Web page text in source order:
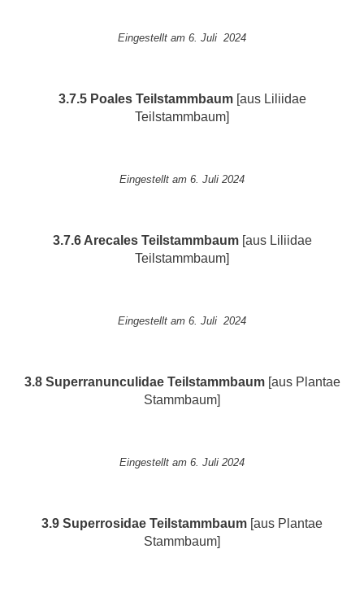
Eingestellt am 6. Juli 2024
3.7.5 Poales Teilstammbaum[aus Liliidae
Teilstammbaum]
Eingestellt am 6. Juli 2024
3.7.6 Arecales Teilstammbaum[aus Liliidae
Teilstammbaum]
Eingestellt am 6. Juli 2024
3.8 Superranunculidae Teilstammbaum[aus Plantae
Stammbaum]
Eingestellt am 6. Juli 2024
3.9 Superrosidae Teilstammbaum [aus Plantae
Stammbaum]